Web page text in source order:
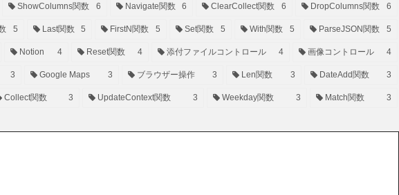
ShowColumns関数 6 Navigate関数 6 ClearCollect関数 6 DropColumns関数 6
5 Last関数 5 FirstN関数 5 Set関数 5 With関数 5 ParseJSON関数 5
Notion 4 Reset関数 4 添付ファイルコントロール 4 画像コントロール 4
3 Google Maps 3 ブラウザー操作 3 Len関数 3 DateAdd関数 3
Collect関数 3 UpdateContext関数 3 Weekday関数 3 Match関数 3